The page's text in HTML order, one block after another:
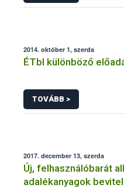
2014. október 1, szerda
ÉTbI különböző
TOVÁBB >
2017. december 13, szerda
Új, felhasználóbarát
adalékanyagok